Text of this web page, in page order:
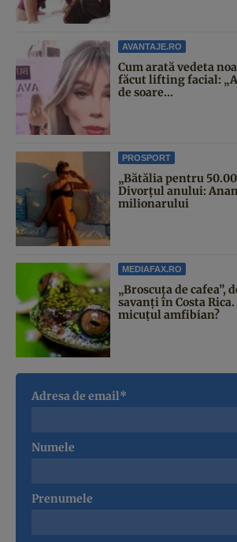
AVANTAJE.RO
Cum arată vedeta
făcut lifting facial:
de soare...
PROSPORT
„Bătălia pentru
Divorțul anului:
milionarului
MEDIAFAX.RO
„Broscuța de cafea”,
savanți în Costa
micuțul amfibian?
Adresa de email*
Numele
Prenumele